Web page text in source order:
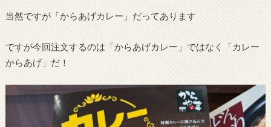
当然ですが「からあげカレー」だってあります
ですが今回注文するのは「からあげカレー」ではなく「カレー
からあげ」だ！